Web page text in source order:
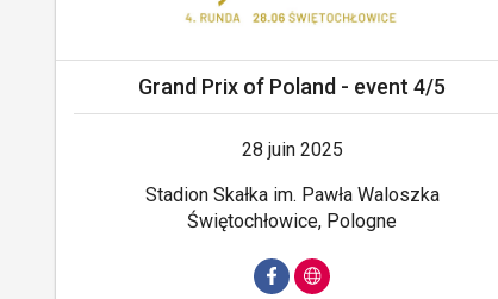
Grand Prix of Poland - event 4/5
28 juin 2025
Stadion Skałka im. Pawła Waloszka
Świętochłowice, Pologne